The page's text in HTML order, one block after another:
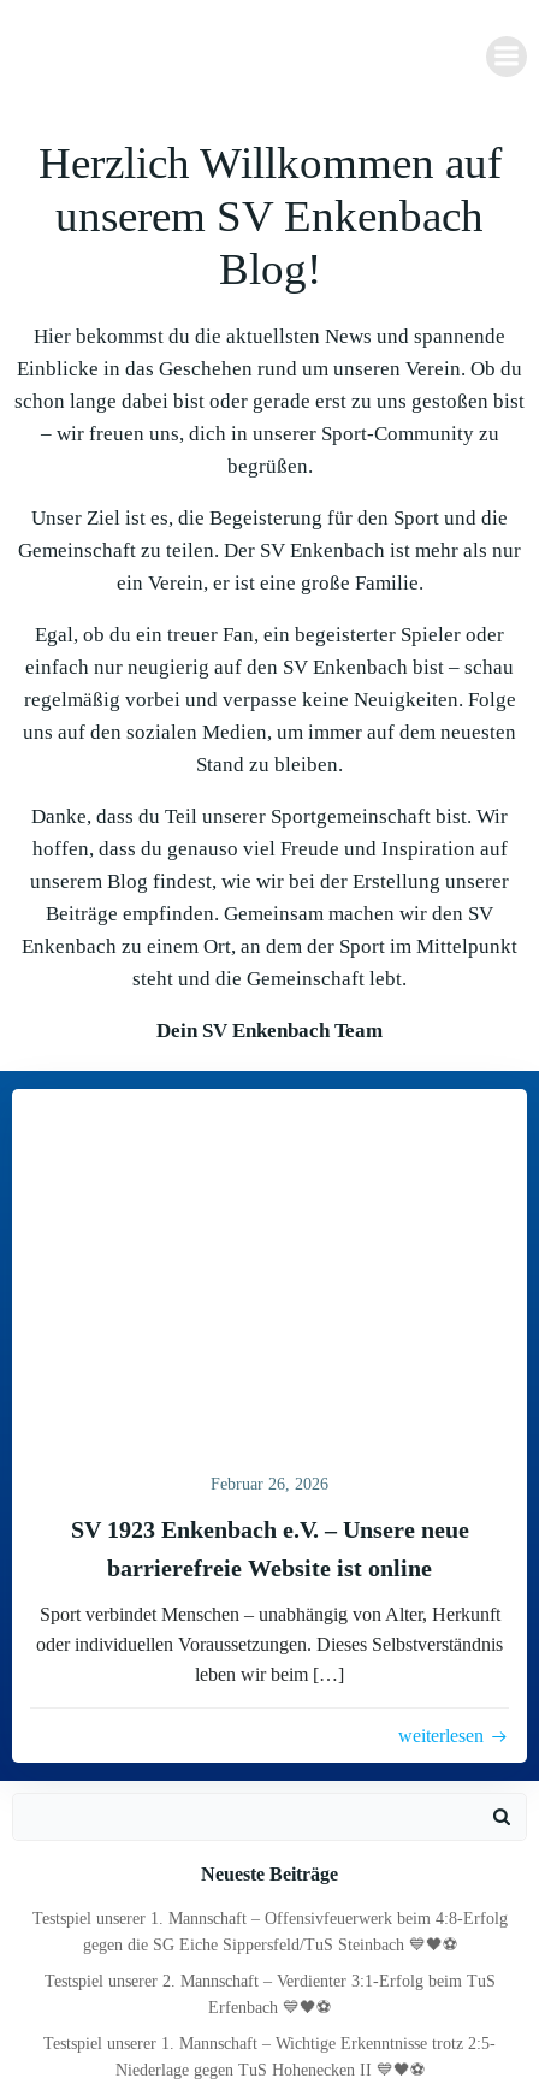
Herzlich Willkommen auf
unserem SV Enkenbach
Blog!
Hier bekommst du die aktuellsten News und spannende
Einblicke in das Geschehen rund um unseren Verein. Ob du
schon lange dabei bist oder gerade erst zu uns gestoßen bist
– wir freuen uns, dich in unserer Sport-Community zu
begrüßen.
Unser Ziel ist es, die Begeisterung für den Sport und die
Gemeinschaft zu teilen. Der SV Enkenbach ist mehr als nur
ein Verein, er ist eine große Familie.
Egal, ob du ein treuer Fan, ein begeisterter Spieler oder
einfach nur neugierig auf den SV Enkenbach bist – schau
regelmäßig vorbei und verpasse keine Neuigkeiten. Folge
uns auf den sozialen Medien, um immer auf dem neuesten
Stand zu bleiben.
Danke, dass du Teil unserer Sportgemeinschaft bist. Wir
hoffen, dass du genauso viel Freude und Inspiration auf
unserem Blog findest, wie wir bei der Erstellung unserer
Beiträge empfinden. Gemeinsam machen wir den SV
Enkenbach zu einem Ort, an dem der Sport im Mittelpunkt
steht und die Gemeinschaft lebt.
Dein SV Enkenbach Team
Februar 26, 2026
SV 1923 Enkenbach e.V. – Unsere neue
barrierefreie Website ist online
Sport verbindet Menschen – unabhängig von Alter, Herkunft
oder individuellen Voraussetzungen. Dieses Selbstverständnis
leben wir beim […]
weiterlesen
Neueste Beiträge
Testspiel unserer 1. Mannschaft – Offensivfeuerwerk beim 4:8-Erfolg
gegen die SG Eiche Sippersfeld/TuS Steinbach 💙🖤⚽
Testspiel unserer 2. Mannschaft – Verdienter 3:1-Erfolg beim TuS
Erfenbach 💙🖤⚽
Testspiel unserer 1. Mannschaft – Wichtige Erkenntnisse trotz 2:5-
Niederlage gegen TuS Hohenecken II 💙🖤⚽